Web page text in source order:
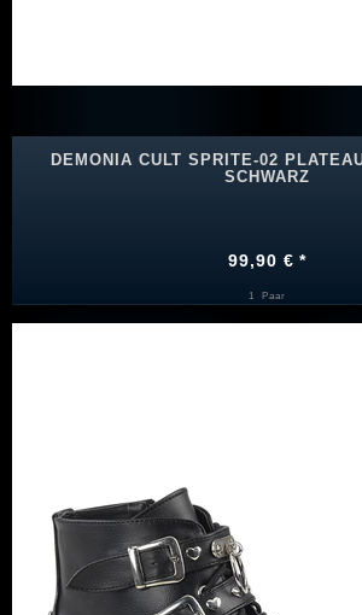
DEMONIA CULT SPRITE-02
SCHWARZ
99,90 € *
1 Paar